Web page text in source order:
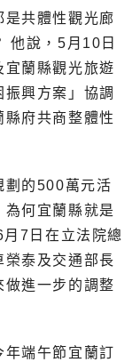
是共體性觀光廊
他說，5月10日
宜蘭縣觀光旅遊
興方案」協調
府共商整體性
劃的500萬元活
何宜蘭縣就是
7日在立法院總
榮泰及交通部長
進一步的調整
年端午節宜蘭訂